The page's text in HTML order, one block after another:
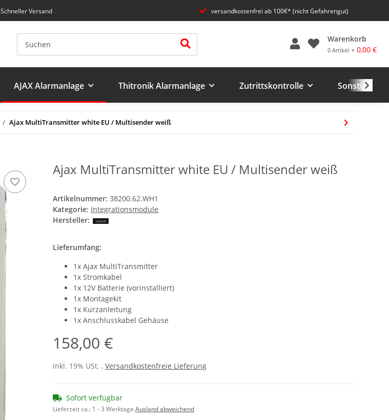
Schneller Versand versandkostenfrei ab 100€* (nicht Gefahrengut)
Warenkorb
0 Artikel ⚬ 0,00 €
AJAX Alarmanlage Thitronik Alarmanlage Zutrittskontrolle Sonstiges
Ajax MultiTransmitter white EU / Multisender weiß
Ajax MultiTransmitter white EU / Multisender weiß
Artikelnummer: 38200.62.WH1
Kategorie: Integrationsmodule
Hersteller:
Lieferumfang:
1x Ajax MultiTransmitter
1x Stromkabel
1x 12V Batterie (vorinstalliert)
1x Montagekit
1x Kurzanleitung
1x Anschlusskabel Gehäuse
158,00 €
inkl. 19% USt. , Versandkostenfreie Lieferung
Sofort verfügbar
Lieferzeit ca.: 1 - 3 Werktage Ausland abweichend